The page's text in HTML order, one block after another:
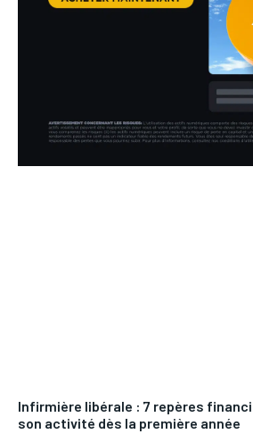
Infirmière libérale : 7 repères
son activité dès la première année